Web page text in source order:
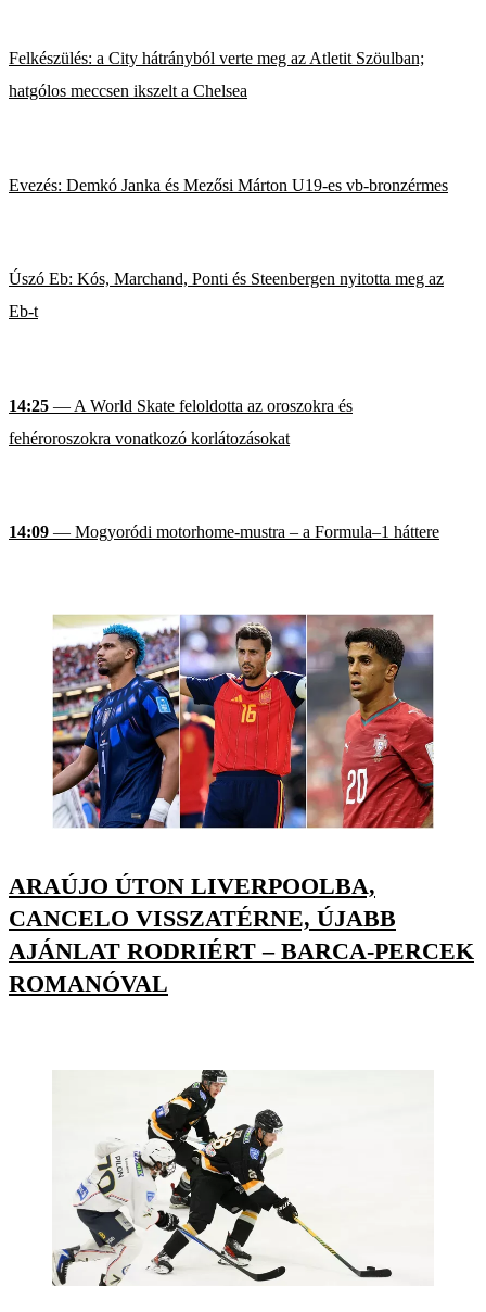
Felkészülés: a City hátrányból verte meg az Atletit Szöulban;
hatgólos meccsen ikszelt a Chelsea
Evezés: Demkó Janka és Mezősi Márton U19-es vb-bronzérmes
Úszó Eb: Kós, Marchand, Ponti és Steenbergen nyitotta meg az
Eb-t
14:25 — A World Skate feloldotta az oroszokra és
fehéroroszokra vonatkozó korlátozásokat
14:09 — Mogyoródi motorhome-mustra – a Formula–1 háttere
ARAÚJO ÚTON LIVERPOOLBA,
CANCELO VISSZATÉRNE, ÚJABB
AJÁNLAT RODRIÉRT – BARCA-PERCEK
ROMANÓVAL